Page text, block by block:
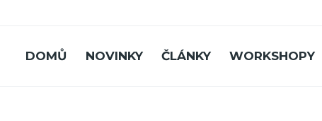
DOMŮ NOVINKY ČLÁNKY WORKSHOPY